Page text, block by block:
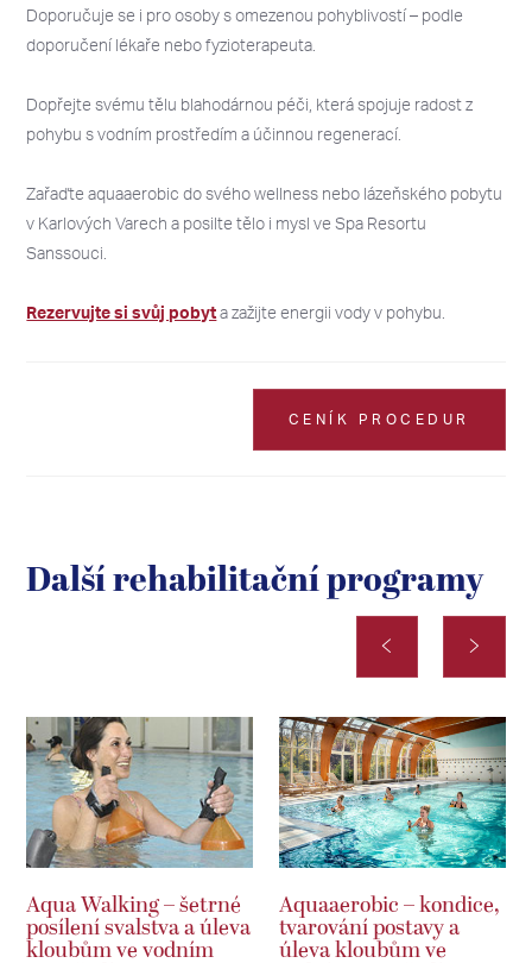
Doporučuje se i pro osoby s omezenou pohyblivostí – podle
doporučení lékaře nebo fyzioterapeuta.
Dopřejte svému tělu blahodárnou péči, která spojuje radost z
pohybu s vodním prostředím a účinnou regenerací.
Zařaďte aquaaerobic do svého wellness nebo lázeňského pobytu
v Karlových Varech a posilte tělo i mysl ve Spa Resortu
Sanssouci.
Rezervujte si svůj pobyta zažijte energii vody v pohybu.
CENÍK PROCEDUR
Další rehabilitační programy
Aqua Walking – šetrné
posílení svalstva a úleva
kloubům ve vodním
Aquaaerobic – kondice,
tvarování postavy a
úleva kloubům ve
PO ÚT ST ČT PÁ SO NE
27 28 29 30 31
3 4 5 6 7 8 9
11
17 18 19 20 21 22 23
PO ÚT ST ČT PÁ SO NE
27 28 29 30 31
3 4 5 6 7 8 9
11
17 18 19 20 21 22 23